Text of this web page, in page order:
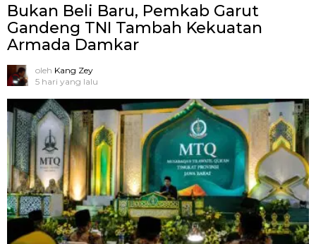
Bukan Beli Baru, Pemkab Garut
Gandeng TNI Tambah Kekuatan
Armada Damkar
oleh Kang Zey
5 hari yang lalu